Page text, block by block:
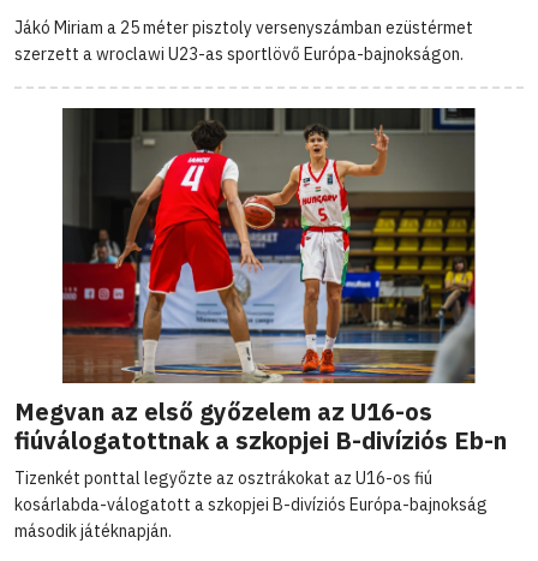
Jákó Miriam a 25 méter pisztoly versenyszámban ezüstérmet
szerzett a wroclawi U23-as sportlövő Európa-bajnokságon.
Megvan az első győzelem az U16-os
fiúválogatottnak a szkopjei B-divíziós Eb-n
Tizenkét ponttal legyőzte az osztrákokat az U16-os fiú
kosárlabda-válogatott a szkopjei B-divíziós Európa-bajnokság
második játéknapján.